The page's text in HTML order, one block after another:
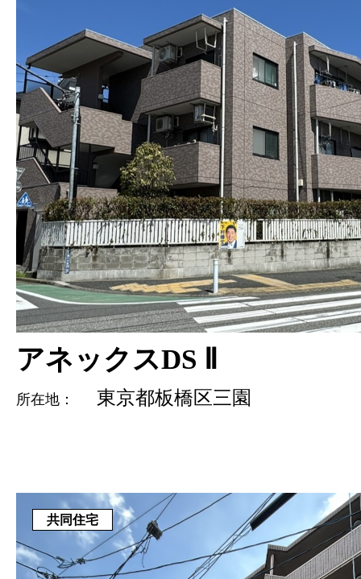
アネックスDS Ⅱ
所在地： 東京都板橋区三園
共同住宅